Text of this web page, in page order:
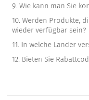
9. Wie kann man Sie
10. Werden Produkte,
wieder verfügbar sein?
11. In welche Länder
12. Bieten Sie